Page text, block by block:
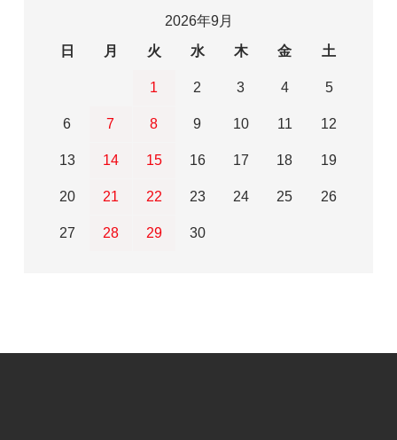
2026年9月
日
月 火 水 木 金 土
1 2 3 4 5
6 7 8 9 10 11 12
13 14 15 16 17 18 19
20 21 22 23 24 25 26
27 28 29 30